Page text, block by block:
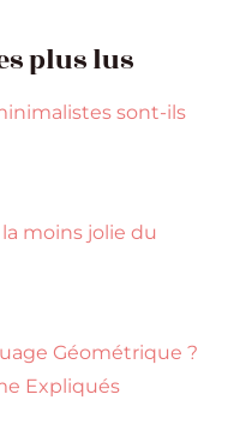
plus lus
sont-ils
moins jolie du
Géométrique ?
Expliqués